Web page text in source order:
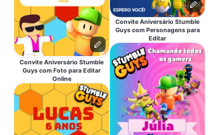
Convite Aniversário Stumble
Guys com Foto para Editar
Online
Convite Aniversário Stumble
Guys com Personagens para
Editar